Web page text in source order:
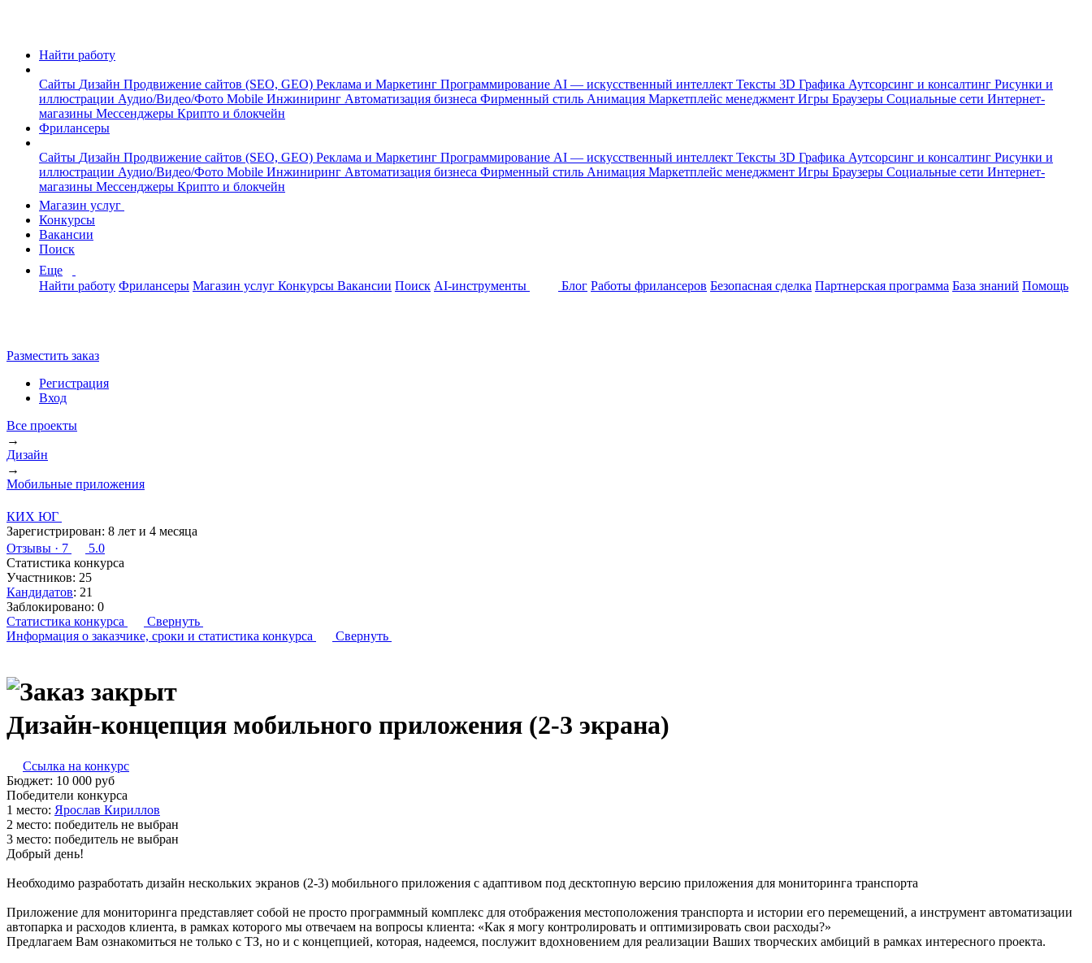
Найти работу
Сайты Дизайн Продвижение сайтов (SEO, GEO) Реклама и Маркетинг Программирование AI — искусственный интеллект Тексты 3D Графика Аутсорсинг и консалтинг Рисунки и
иллюстрации Аудио/Видео/Фото Mobile Инжиниринг Автоматизация бизнеса Фирменный стиль Анимация Маркетплейс менеджмент Игры Браузеры Социальные сети Интернет-
магазины Мессенджеры Крипто и блокчейн
Фрилансеры
Сайты Дизайн Продвижение сайтов (SEO, GEO) Реклама и Маркетинг Программирование AI — искусственный интеллект Тексты 3D Графика Аутсорсинг и консалтинг Рисунки и
иллюстрации Аудио/Видео/Фото Mobile Инжиниринг Автоматизация бизнеса Фирменный стиль Анимация Маркетплейс менеджмент Игры Браузеры Социальные сети Интернет-
магазины Мессенджеры Крипто и блокчейн
Магазин услуг
Конкурсы
Вакансии
Поиск
Еще
Найти работу Фрилансеры Магазин услуг Конкурсы Вакансии Поиск AI-инструменты Блог Работы фрилансеров Безопасная сделка Партнерская программа База знаний Помощь
Разместить заказ
Регистрация
Вход
Все проекты
→
Дизайн
→
Мобильные приложения
КИХ ЮГ
Зарегистрирован: 8 лет и 4 месяца
Отзывы · 7
5.0
Статистика конкурса
Участников: 25
Кандидатов: 21
Заблокировано: 0
Статистика конкурса
Свернуть
Информация о заказчике, сроки и статистика конкурса Свернуть
Дизайн-концепция мобильного приложения (2-3 экрана)
Ссылка на конкурс
Бюджет: 10 000 руб
Победители конкурса
1 место: Ярос­лав Ки­рил­лов
2 место: победитель не выбран
3 место: победитель не выбран
Добрый день!
Необходимо разработать дизайн нескольких экранов (2-3) мобильного приложения с адаптивом под десктопную версию приложения для мониторинга транспорта
Приложение для мониторинга представляет собой не просто программный комплекс для отображения местоположения транспорта и истории его перемещений, а инструмент автоматизации
автопарка и расходов клиента, в рамках которого мы отвечаем на вопросы клиента: «Как я могу контролировать и оптимизировать свои расходы?»
Предлагаем Вам ознакомиться не только с ТЗ, но и с концепцией, которая, надеемся, послужит вдохновением для реализации Ваших творческих амбиций в рамках интересного проекта.